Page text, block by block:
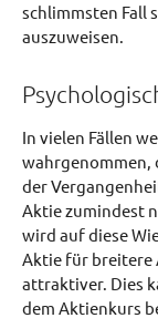
schlimmsten Fall
auszuweisen.
In vielen Fällen
wahrgenommen,
der
Aktie zumindest
wird auf diese
Aktie für breitere
attraktiver. Dies
dem Aktienkurs